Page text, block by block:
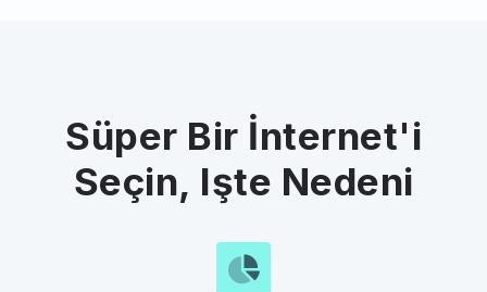
Süper Bir İnternet'i
Seçin, Işte Nedeni